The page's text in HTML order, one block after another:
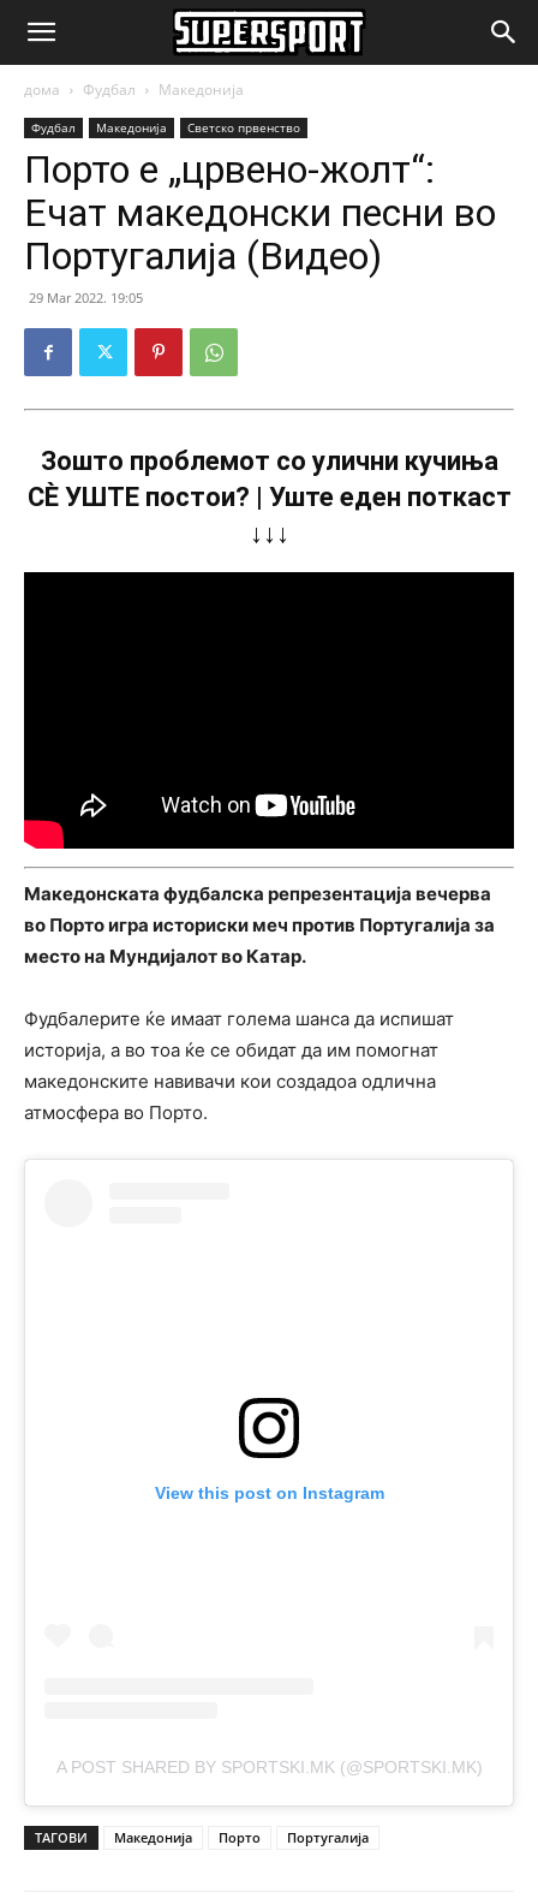
SuperSport.mk
дома Фудбал Македонија
Фудбал Македонија Светско првенство
Порто е „црвено-жолт“:
Ечат македонски песни во
Португалија (Видео)
29 Mar 2022. 19:05
Зошто проблемот со улични кучиња
СÈ УШТЕ постои? | Уште еден поткаст
↓↓↓
Македонската фудбалска репрезентација вечерва
во Порто игра историски меч против Португалија за
место на Мундијалот во Катар.
Фудбалерите ќе имаат голема шанса да испишат
историја, а во тоа ќе се обидат да им помогнат
македонските навивачи кои создадоа одлична
атмосфера во Порто.
View this post on Instagram
A POST SHARED BY SPORTSKI.MK (@SPORTSKI.MK)
ТАГОВИ Македонија Порто Португалија